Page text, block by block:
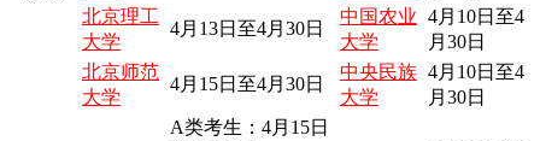
北京理工
大学
4月13日至4月30日
中国农业
大学
4月10日至4
月30日
北京师范
大学
4月15日至4月30日
中央民族
大学
4月10日至4
月30日
A类考生：4月15日